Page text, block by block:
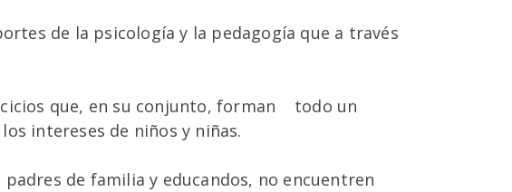
de la psicología y la pedagogía que a través
que, en su conjunto, forman todo un
intereses de niños y niñas.
de familia y educandos, no encuentren